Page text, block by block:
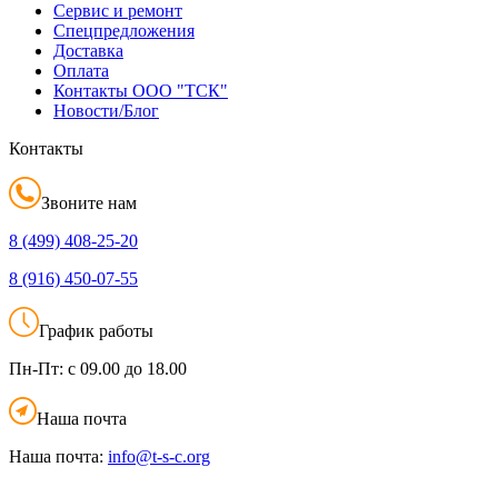
Сервис и ремонт
Спецпредложения
Доставка
Оплата
Контакты ООО "ТСК"
Новости/Блог
Контакты
Звоните нам
8 (499) 408-25-20
8 (916) 450-07-55
График работы
Пн-Пт: с 09.00 до 18.00
Наша почта
Наша почта: info@t-s-c.org